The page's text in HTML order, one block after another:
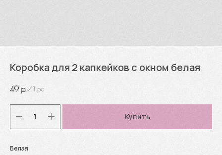
Коробка для 2 капкейков с окном белая
49 р. / 1 pc
Купить
Белая